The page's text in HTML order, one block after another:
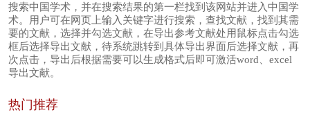
搜索中国学术，并在搜索结果的第一栏找到该网站并进入中国学
术。用户可在网页上输入关键字进行搜索，查找文献，找到其需
要的文献，选择并勾选文献，在导出参考文献处用鼠标点击勾选
框后选择导出文献，待系统跳转到具体导出界面后选择文献，再
次点击，导出后根据需要可以生成格式后即可激活word、excel
导出文献。
热门推荐